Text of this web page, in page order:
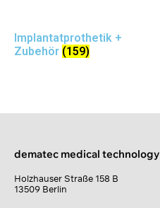
Implantatprothetik +
Zubehör (159)
dematec medical
Holzhauser Straße 158 B
13509 Berlin